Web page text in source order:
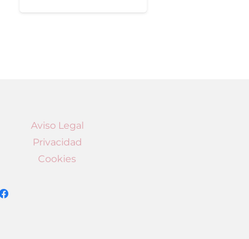
Aviso Legal
Privacidad
Cookies